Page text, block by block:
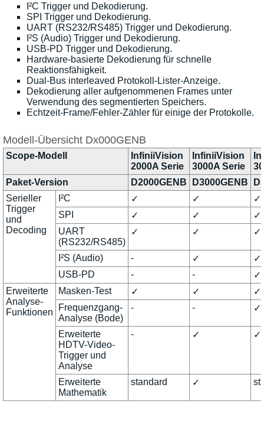
I²C Trigger und Dekodierung.
SPI Trigger und Dekodierung.
UART (RS232/RS485) Trigger und Dekodierung.
I²S (Audio) Trigger und Dekodierung.
USB-PD Trigger und Dekodierung.
Hardware-basierte Dekodierung für schnelle
Reaktionsfähigkeit.
Dual-Bus interleaved Protokoll-Lister-Anzeige.
Dekodierung aller aufgenommenen Frames unter
Verwendung des segmentierten Speichers.
Echtzeit-Frame/Fehler-Zähler für einige der Protokolle.
Modell-Übersicht Dx000GENB
Scope-Modell
InfiniiVision
2000A Serie
InfiniiVision
3000A Serie
Paket-Version
D2000GENB D3000GENB
Serieller
Trigger
und
Decoding
I²C ✓ ✓
✓
SPI
✓ ✓
✓
UART
(RS232/RS485)
✓ ✓ ✓
I²S (Audio) - ✓
✓
USB-PD
- -
✓
Erweiterte
Analyse-
Funktionen
Masken-Test ✓ ✓
✓
Frequenzgang-
Analyse (Bode)
- - ✓
Erweiterte
HDTV-Video-
Trigger und
Analyse
- ✓ ✓
Erweiterte
Mathematik
standard ✓